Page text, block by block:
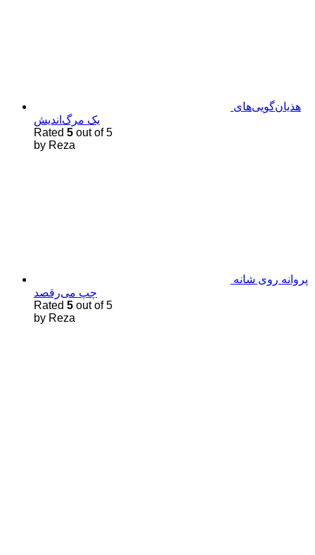
هذیان‌گویی‌های
یک مرگ‌اندیش
Rated 5 out of 5
by Reza
پروانه روی شانه
چپ می‌رقصد
Rated 5 out of 5
by Reza